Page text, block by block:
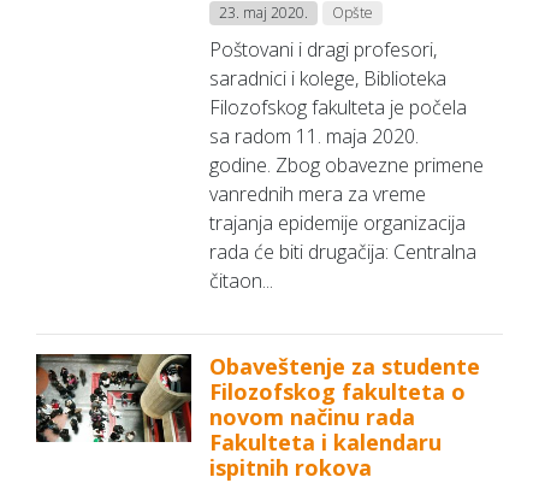
23. maj 2020. Opšte
Poštovani i dragi profesori,
saradnici i kolege, Biblioteka
Filozofskog fakulteta je počela
sa radom 11. maja 2020.
godine. Zbog obavezne primene
vanrednih mera za vreme
trajanja epidemije organizacija
rada će biti drugačija: Centralna
čitaon...
Obaveštenje za studente
Filozofskog fakulteta o
novom načinu rada
Fakulteta i kalendaru
ispitnih rokova